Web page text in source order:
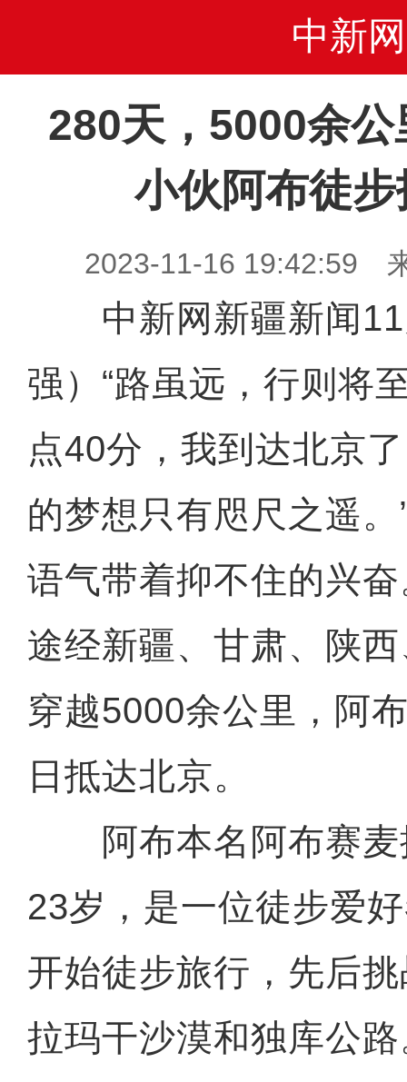
中新网
280天，5000余
小伙阿布徒
2023-11-16 19:42:59
中新网新疆新闻11
强）“路虽远，行则将
点40分，我到达北京
的梦想只有咫尺之遥
语气带着抑不住的兴
途经新疆、甘肃、陕
穿越5000余公里，阿
日抵达北京。
阿布本名阿布赛麦
23岁，是一位徒步爱
开始徒步旅行，先后
拉玛干沙漠和独库公